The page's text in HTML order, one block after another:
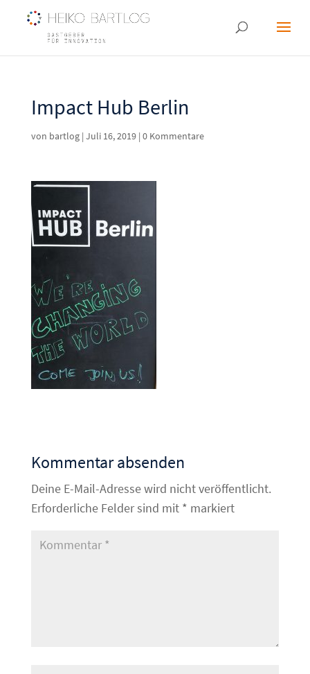
Impact Hub Berlin
von bartlog| Juli 16, 2019| 0 Kommentare
Kommentar absenden
Deine E-Mail-Adresse wird nicht veröffentlicht.
Erforderliche Felder sind mit * markiert